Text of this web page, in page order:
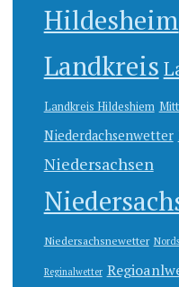
Hildesheim
Landkreis
Landkreis Hildeshiem
Niederdachsenwetter
Niedersachsen
Niedersachsnewetter
Reginalwetter